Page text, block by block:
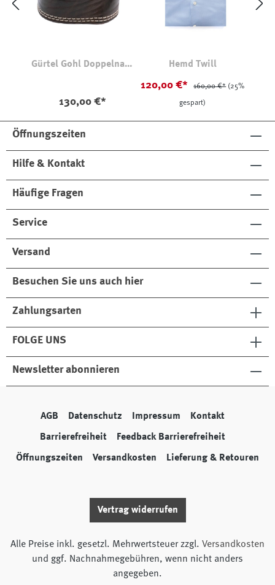
Gürtel Gohl Doppelnaht
130,00 €*
Hemd Twill
120,00 €* 160,00 €* (25%
gespart)
Öffnungszeiten
Hilfe & Kontakt
Häufige Fragen
Service
Versand
Besuchen Sie uns auch hier
Zahlungsarten
FOLGE UNS
Newsletter abonnieren
AGB Datenschutz Impressum Kontakt
Barrierefreiheit Feedback Barrierefreiheit
Öffnungszeiten Versandkosten Lieferung & Retouren
Vertrag widerrufen
Alle Preise inkl. gesetzl. Mehrwertsteuer zzgl. Versandkosten
und ggf. Nachnahmegebühren, wenn nicht anders
angegeben.